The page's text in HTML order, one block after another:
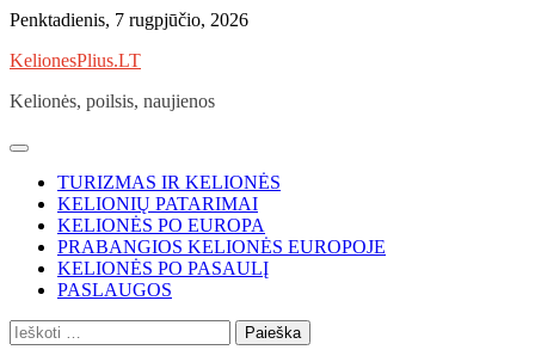
Skip
content
Penktadienis, 7 rugpjūčio, 2026
KelionesPlius.LT
Kelionės, poilsis, naujienos
TURIZMAS IR KELIONĖS
KELIONIŲ PATARIMAI
KELIONĖS PO EUROPA
PRABANGIOS KELIONĖS EUROPOJE
KELIONĖS PO PASAULĮ
PASLAUGOS
Ieškoti: